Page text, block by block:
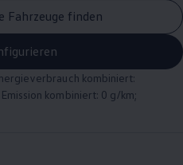
Fahrzeuge finden
kombiniert:
kombiniert: 0 g/km;